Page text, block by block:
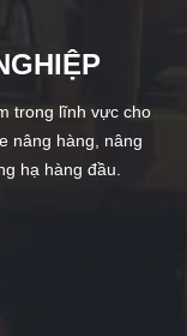
trong lĩnh vực cho
nâng hàng, nâng
hạ hàng đầu.